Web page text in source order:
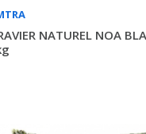
NATUREL NOA